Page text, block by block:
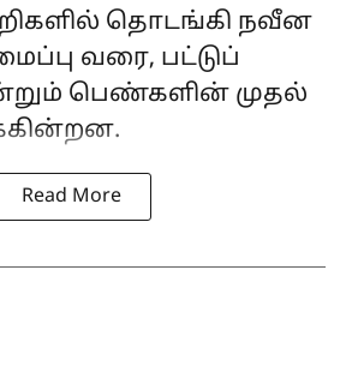
தொடங்கி நவீன
வரை, பட்டுப்
பெண்களின் முதல்
Read More